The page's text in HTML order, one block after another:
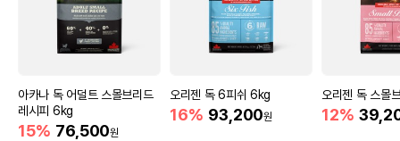
아카나 독 어덜트 스몰브리드
레시피 6kg
15% 76,500원
오리젠 독 6피쉬 6kg
16% 93,200원
오리젠 독 스몰
12%